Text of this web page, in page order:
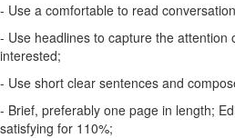
- Use a comfortable to read
- Use headlines to capture the
interested;
- Use short clear sentences and
- Brief, preferably one page in length;
satisfying for 110%;